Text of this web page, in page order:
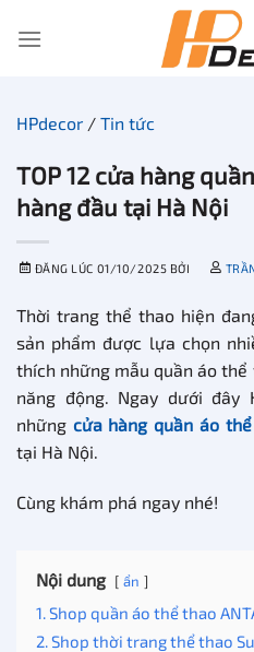
đến
HPdecor / Tin tức
TOP 12 cửa hàng
hàng đầu tại Hà Nội
ĐĂNG LÚC 01/10/2025 BỞI
Thời trang thể thao hiện
sản phẩm được lựa chọn
thích những mẫu quần áo
năng động. Ngay dưới đây
những cửa hàng quần áo
tại Hà Nội.
Cùng khám phá ngay nhé!
Nội dung ẩn
1. Shop quần áo thể thao
2. Shop thời trang thể thao